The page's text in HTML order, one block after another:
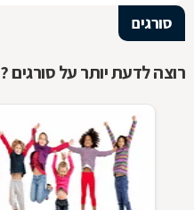
סורגים
רוצה לדעת יותר על סורגים ?